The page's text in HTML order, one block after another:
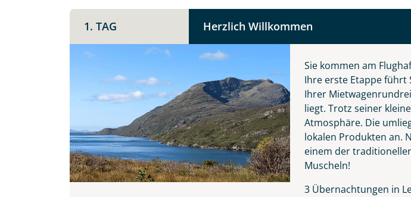
Merkliste
Keine Reisen auf der Merkliste
Teile diese Reise
Irland - die grüne Insel
Facebook
1. TAG Herzlich Willkommen
Sie kommen am
Ihre erste Etappe führt
Ihrer
liegt. Trotz seiner
Atmosphäre. Die
lokalen Produkten an.
einem der
Muscheln!
3 Übernachtungen in
Anzahl Erwachsener Anzahl Kinder
Unterkunft
DZ
EZ Familienzimmer
Reisebeginn
Option 1